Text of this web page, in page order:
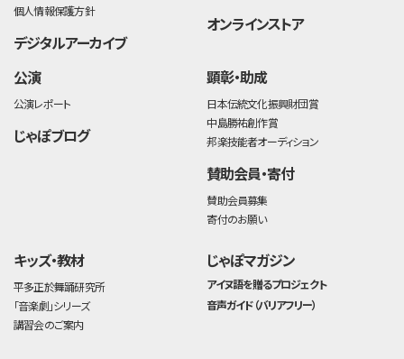
個人情報保護方針
デジタルアーカイブ
オンラインストア
公演
公演レポート
じゃぽブログ
顕彰・助成
日本伝統文化振興財団賞
中島勝祐創作賞
邦楽技能者オーディション
賛助会員・寄付
賛助会員募集
寄付のお願い
キッズ・教材
平多正於舞踊研究所
「音楽劇」シリーズ
講習会のご案内
じゃぽマガジン
アイヌ語を贈るプロジェクト
音声ガイド（バリアフリー）